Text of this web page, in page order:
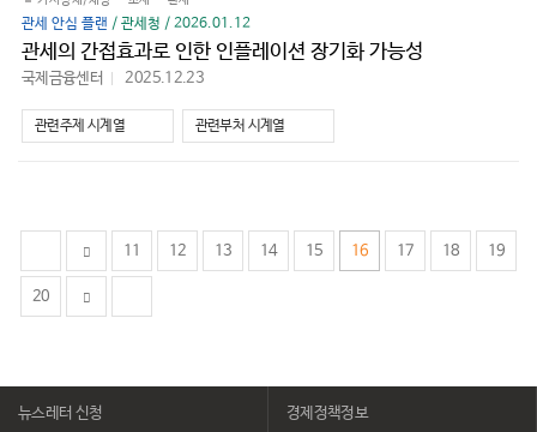
관세 안심 플랜 / 관세청 / 2026.01.12
관세의 간접효과로 인한 인플레이션 장기화 가능성
국제금융센터 2025.12.23
가
기
관련주제 시계열 관련부처 시계열
11 12 13 14 15 16 17 18 19
20
뉴스레터 신청 경제정책정보